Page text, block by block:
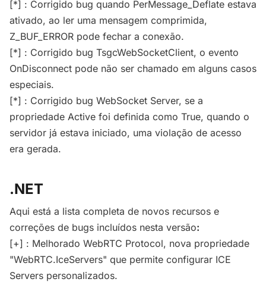
[*] : Corrigido bug quando PerMessage_Deflate estava
ativado, ao ler uma mensagem comprimida,
Z_BUF_ERROR pode fechar a conexão.
[*] : Corrigido bug TsgcWebSocketClient, o evento
OnDisconnect pode não ser chamado em alguns casos
especiais.
[*] : Corrigido bug WebSocket Server, se a
propriedade Active foi definida como True, quando o
servidor já estava iniciado, uma violação de acesso
era gerada.
.NET
Aqui está a lista completa de novos recursos e
correções de bugs incluídos nesta versão:
[+] : Melhorado WebRTC Protocol, nova propriedade
"WebRTC.IceServers" que permite configurar ICE
Servers personalizados.